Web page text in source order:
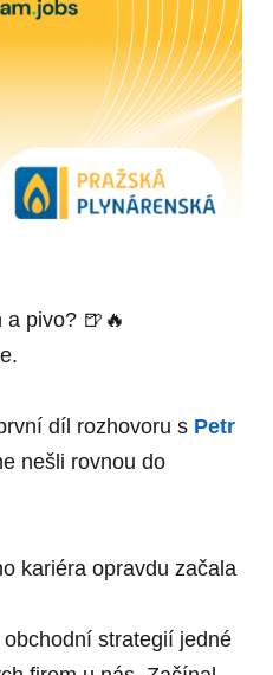
pivo? 🍺🔥
díl rozhovoru s Petr
nešli rovnou do
kariéra opravdu začala
strategií jedné